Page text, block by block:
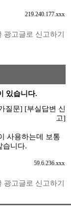
219.240.177.xxx
광고글로 신고하기
있습니다.
질문] [부실답변 신
고]
사용하는데 보통
습니다.
59.6.236.xxx
광고글로 신고하기